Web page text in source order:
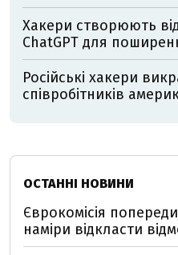
Хакери створюють
ChatGPT для
Російські хакери
співробітників
ОСТАННІ НОВИНИ
Єврокомісія
наміри відкласти